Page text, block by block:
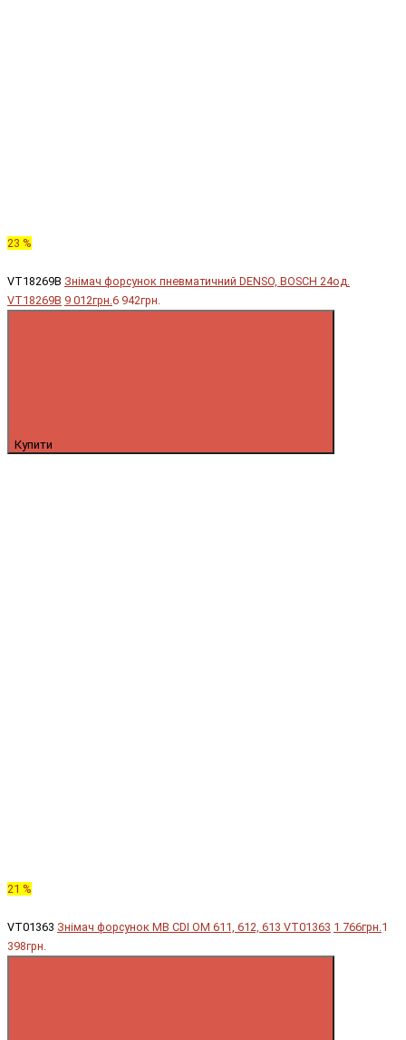
23 %
VT18269B Знімач форсунок пневматичний DENSO, BOSCH 24од.
VT18269B 9 012грн. 6 942грн.
Купити
21 %
VT01363 Знімач форсунок MB CDI OM 611, 612, 613 VT01363 1 766грн. 1
398грн.